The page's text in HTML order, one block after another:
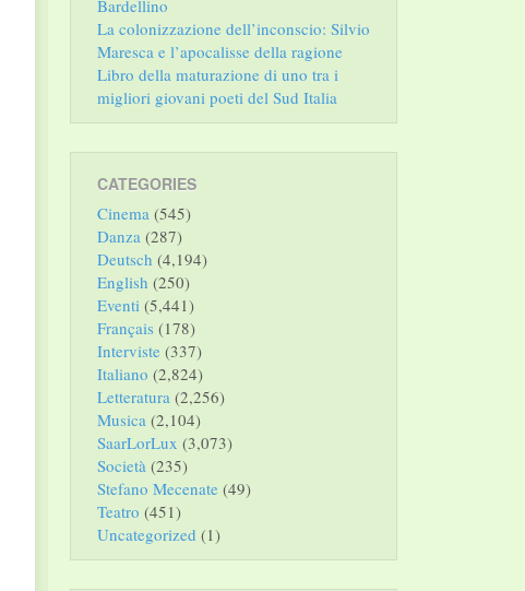
Bardellino
La colonizzazione dell’inconscio: Silvio
Maresca e l’apocalisse della ragione
Libro della maturazione di uno tra i
migliori giovani poeti del Sud Italia
CATEGORIES
Cinema (545)
Danza (287)
Deutsch (4,194)
English (250)
Eventi (5,441)
Français (178)
Interviste (337)
Italiano (2,824)
Letteratura (2,256)
Musica (2,104)
SaarLorLux (3,073)
Società (235)
Stefano Mecenate (49)
Teatro (451)
Uncategorized (1)